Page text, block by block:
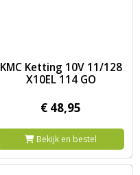
KMC Ketting 10V 11/128
X10EL 114 GO
€ 48,95
Bekijk en bestel